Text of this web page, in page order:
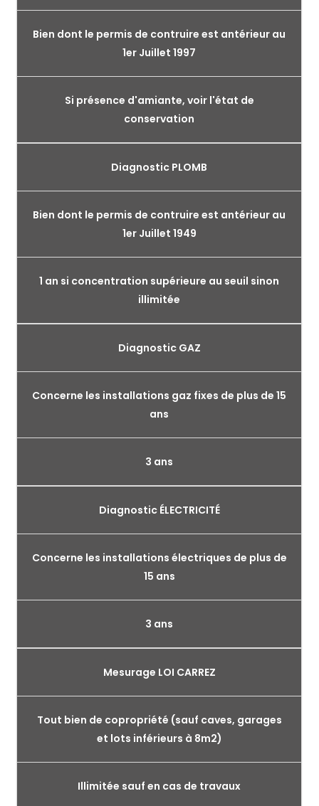
Bien dont le permis de contruire est antérieur au
1er Juillet 1997
Si présence d'amiante, voir l'état de
conservation
Diagnostic PLOMB
Bien dont le permis de contruire est antérieur au
1er Juillet 1949
1 an si concentration supérieure au seuil sinon
illimitée
Diagnostic GAZ
Concerne les installations gaz fixes de plus de 15
ans
3 ans
Diagnostic ÉLECTRICITÉ
Concerne les installations électriques de plus de
15 ans
3 ans
Mesurage LOI CARREZ
Tout bien de copropriété (sauf caves, garages
et lots inférieurs à 8m2)
Illimitée sauf en cas de travaux